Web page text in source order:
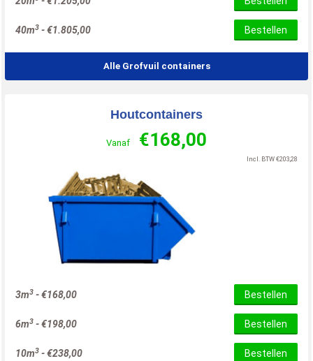
40m3 -€1.805,00 Bestellen
Alle Grofvuil containers
Houtcontainers
Vanaf €168,00
Incl. BTW €203,28
3m3 -€168,00 Bestellen
6m3 -€198,00 Bestellen
10m3 -€238,00 Bestellen